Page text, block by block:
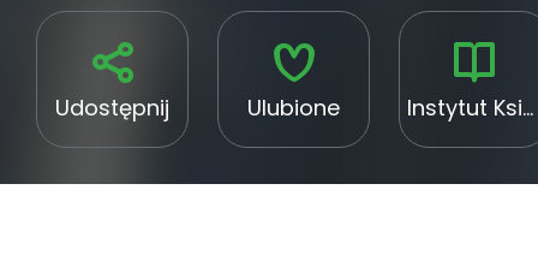
Udostępnij Ulubione Instytut Książki